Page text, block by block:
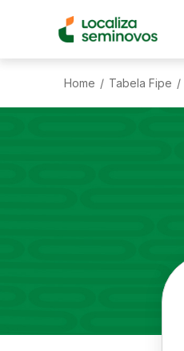
Home / Tabela Fipe /